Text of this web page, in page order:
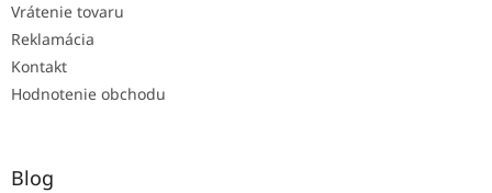
Vrátenie tovaru
Reklamácia
Kontakt
Hodnotenie obchodu
Blog